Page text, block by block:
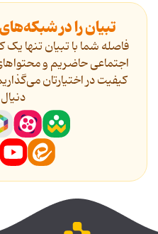
تبیان را در
فاصله شما با تبیان تنها
اجتماعی حاضریم و
کیفیت در اختیارتان